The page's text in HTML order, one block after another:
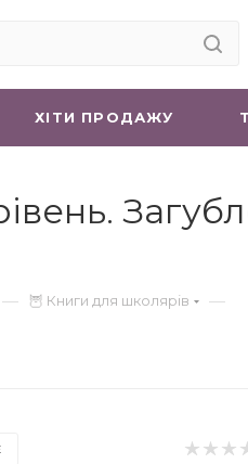
ХIТИ ПРОДАЖУ
— 🦉 Книги для школярів —